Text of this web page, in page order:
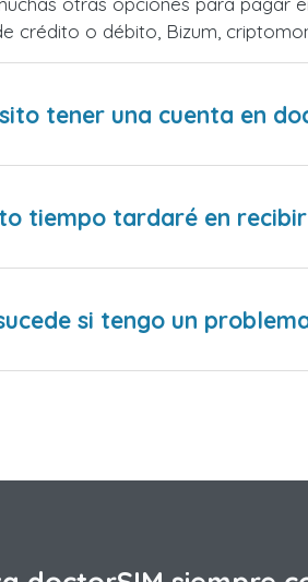
crédito o débito, Bizum,
tener una cuenta en
tiempo tardaré en
si tengo un